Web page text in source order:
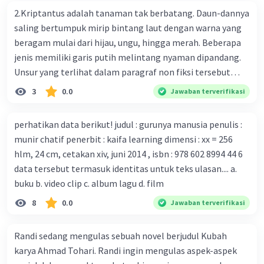
bersama sejumlah perusahaan biotek dan vaksin.
Beberapa waktu lalu, Kepala Laboratorium Identifikasi
Virus dari Institut Peter Doherty untuk Infeksi dan
kekebalan, Melbourne, Julian Druce, menyatakan mereka
mengembangkan virus Corona versi laboratorium dari
tubuh pasien yang terinfeksi untuk uji coba. Tanggapan
yang sesuai dengan berita tersebut adalah ... A.
serangan virus Corona dengan menemukan vaksin virus
tersebut. B. Para ilmuan perlu segera mempelajari virus
corona yang menjadi masalah besar bagi kesehatan dunia
karena persebarannya sangat cepat. C. Masyarakat perlu
mawas diri dan menjaga kesehatan dalam menghadapi
serangan virus corona yang mulai menyebar di Indonesia,
D. Virus corona menjadi masalah besar bagi kesehatan
2.Kriptantus adalah tanaman tak berbatang. Daun-dannya
saling bertumpuk mirip bintang laut dengan warna yang
beragam mulai dari hijau, ungu, hingga merah. Beberapa
jenis memiliki garis putih melintang nyaman dipandang.
Unsur yang terlihat dalam paragraf non fiksi tersebut
adalah... A. cara menyajikan isi buku B. bahasa yang
digunakan C. tokoh dan penokohan D. penyajian alur cerita
3 0.0 Jawaban terverifikasi
perhatikan data berikut! judul : gurunya manusia penulis :
munir chatif penerbit : kaifa learning dimensi : xx = 256
hlm, 24 cm, cetakan xiv, juni 2014 , isbn : 978 602 8994 44 6
data tersebut termasuk identitas untuk teks ulasan.... a.
buku b. video clip c. album lagu d. film
8 0.0 Jawaban terverifikasi
Randi sedang mengulas sebuah novel berjudul Kubah
karya Ahmad Tohari. Randi ingin mengulas aspek-aspek